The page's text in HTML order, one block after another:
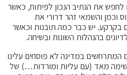
את הנתיב הנכון לפיתוח, כאשר
וכמן והשמאי זהר דרורי את
בקרקע. יש כבר כמה תובנות וכאשר
בהנהלות השונות ובשיחה.
המתרחשים במדינה לא פוסחים עלינו
מאד (עם עליות ומורדות…) של